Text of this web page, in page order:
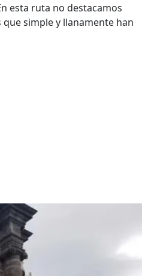
esta ruta no destacamos
simple y llanamente han